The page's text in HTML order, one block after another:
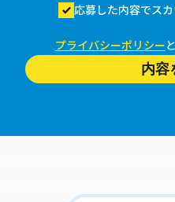
応募した内容でス
プライバシーポリシーと
内容